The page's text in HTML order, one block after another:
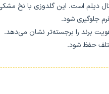
دیلم است. این گلدوزی با نخ
جلوگیری شود.
برند را برجسته‌تر نشان می‌دهد.
حفظ شود.